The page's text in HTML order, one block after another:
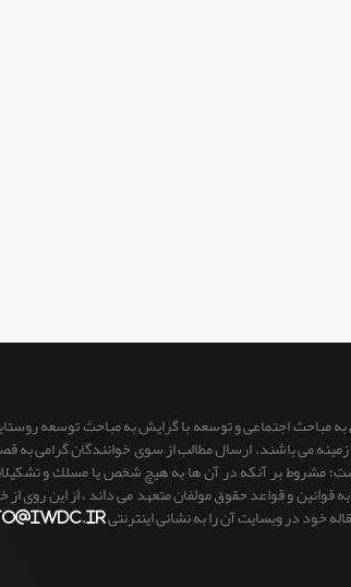
مباحث اجتماعی و توسعه با گرایش به مباحث توسعه
زمینه می باشند. ارسال مطالب از سوی خوانندگان گرامی
مشروط بر آنكه در آن ها به هيچ شخص يا مسلك و
و قواعد حقوق مولفان متعهد می داند ، از این روی از
خود در وبسایت آن را به نشانی اینترنتی